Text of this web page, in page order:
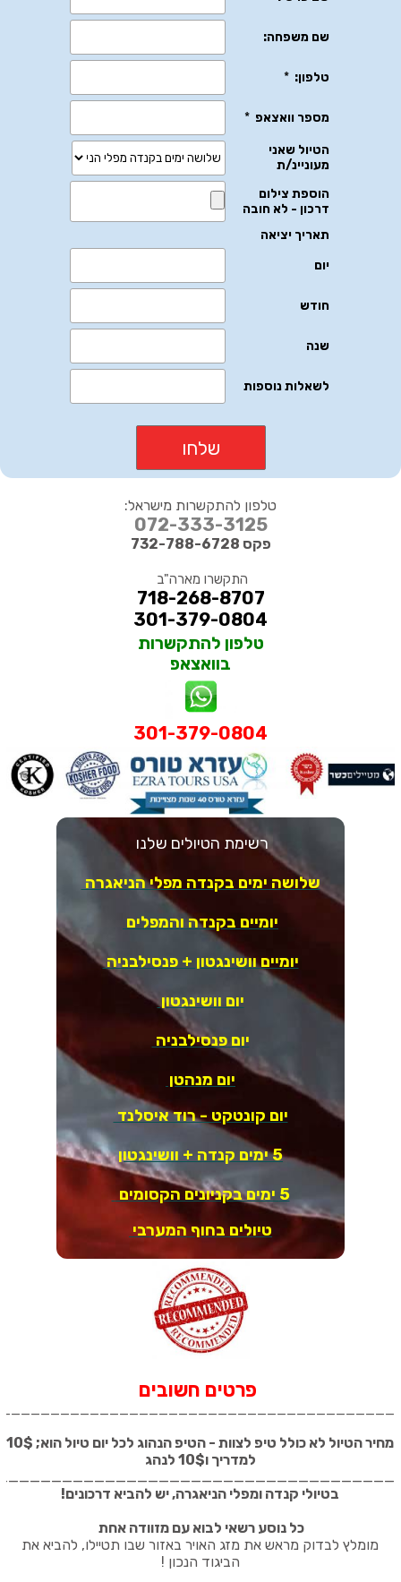
טלפון להתקשרות מישראל:
072-333-3125
פקס 732-788-6728
פרטים חשובים
מחיר הטיול לא כולל טיפ לצוות - הטיפ הנהוג לכל יום טיול הוא; 10$
למדריך ו10$ לנהג
בטיולי קנדה ומפלי הניאגרה, יש להביא דרכונים!
כל נוסע רשאי לבוא עם מזוודה אחת
מומלץ לבדוק מראש את מזג האויר באזור שבו תטיילו, להביא את
הביגוד הנכון !
רשימת הטיולים שלנו
שלושה ימים בקנדה מפלי הניאגרה
יומיים בקנדה והמפלים
יומיים וושינגטון + פנסילבניה
יום וושינגטון
יום פנסילבניה
יום מנהטן
יום קונטקט - רוד איסלנד
5 ימים קנדה + וושינגטון
5 ימים בקניונים הקסומים
טיולים בחוף המערבי
טלפון להתקשרות
בוואצאפ
301-379-0804
התקשרו מארה"ב
718-268-8707
301-379-0804